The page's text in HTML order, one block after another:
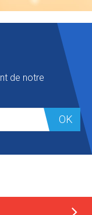
de notre
OK